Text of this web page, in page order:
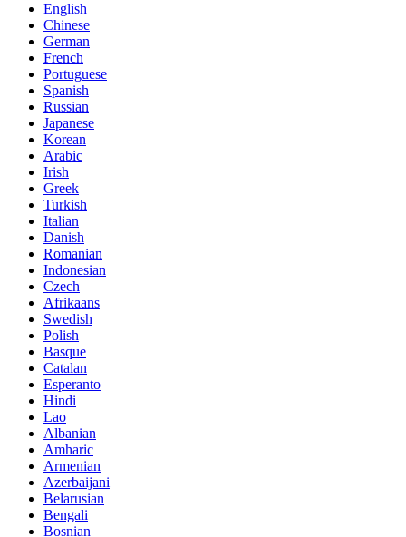
English
Chinese
German
French
Portuguese
Spanish
Russian
Japanese
Korean
Arabic
Irish
Greek
Turkish
Italian
Danish
Romanian
Indonesian
Czech
Afrikaans
Swedish
Polish
Basque
Catalan
Esperanto
Hindi
Lao
Albanian
Amharic
Armenian
Azerbaijani
Belarusian
Bengali
Bosnian